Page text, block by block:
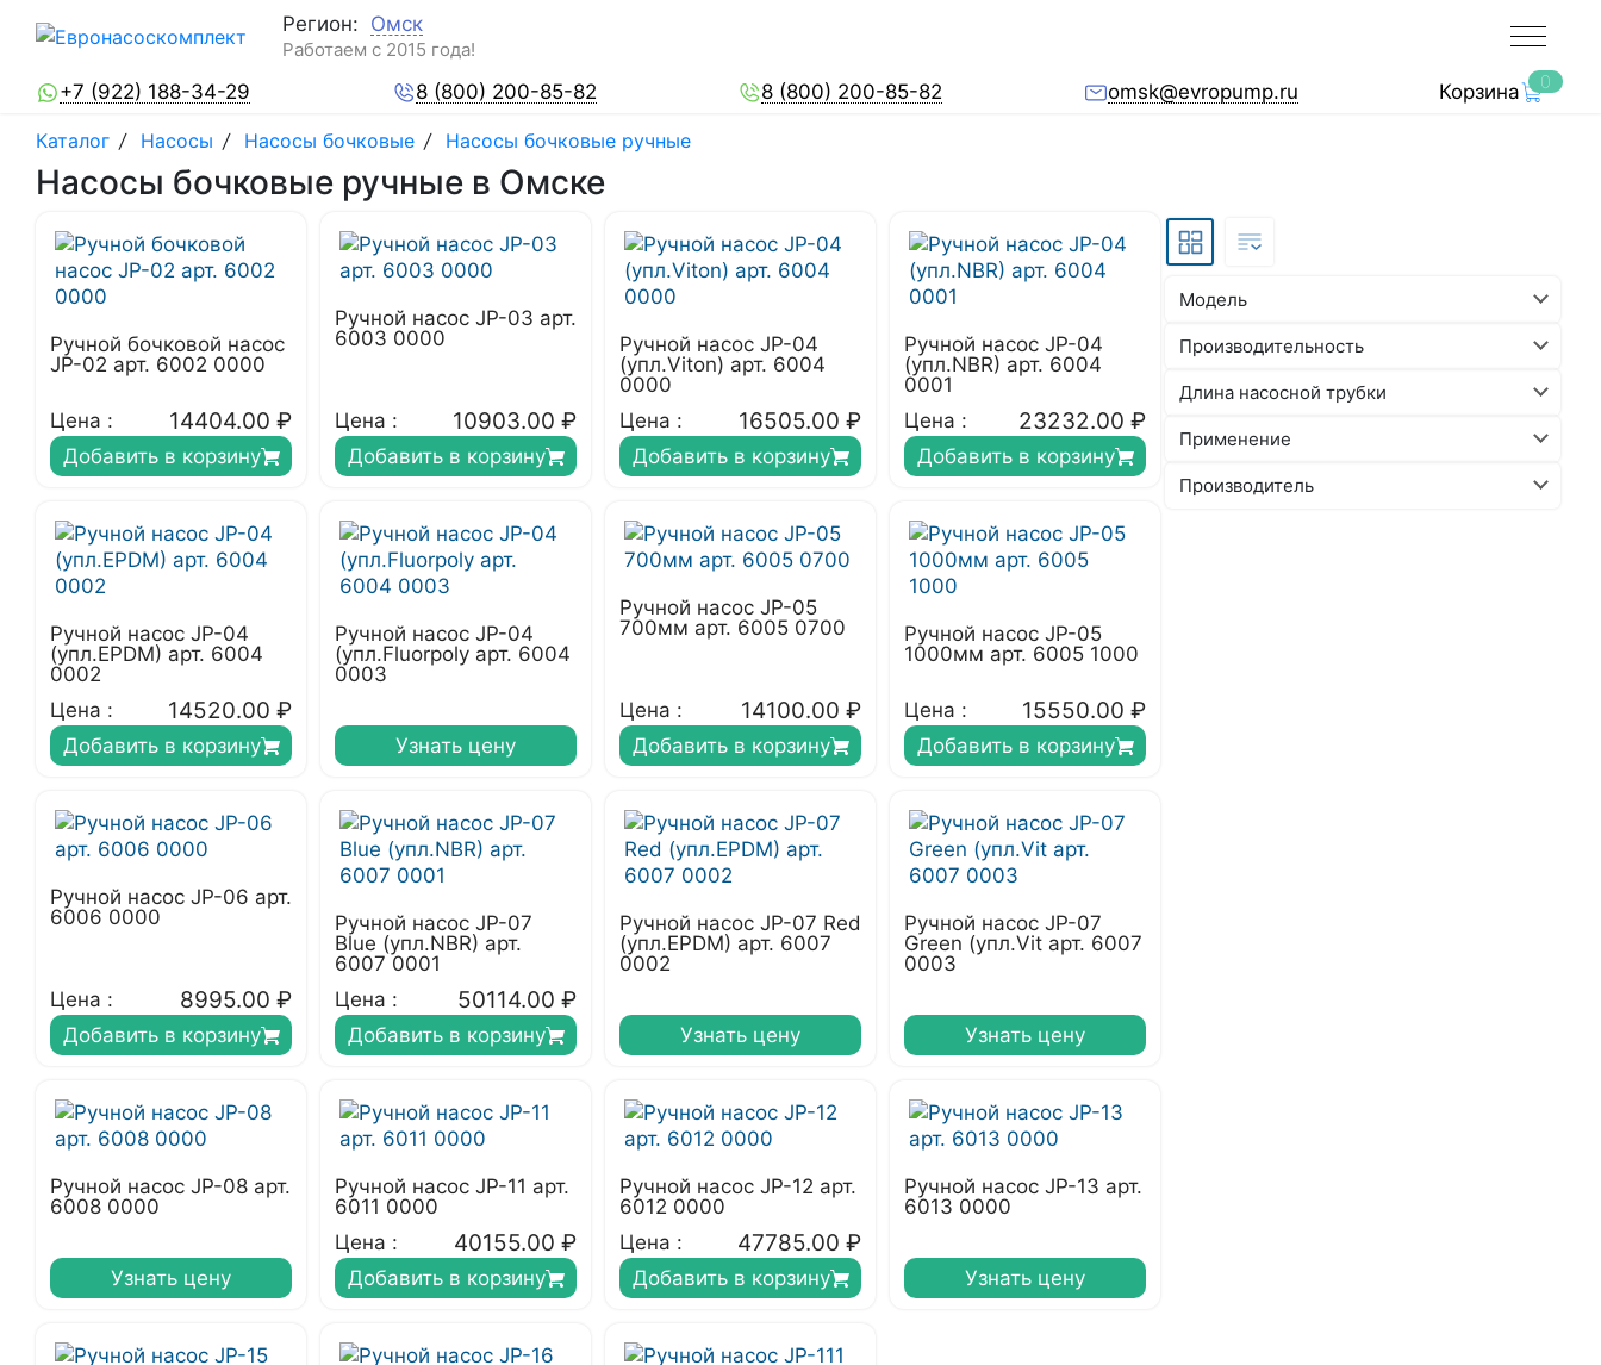
Регион: Омск
Работаем с 2015 года!
+7 (922) 188-34-29 8 (800) 200-85-82 8 (800) 200-85-82 omsk@evropump.ru Корзина 0
Каталог / Насосы / Насосы бочковые / Насосы бочковые ручные
Насосы бочковые ручные в Омске
Ручной бочковой насос
JP-02 арт. 6002 0000
Цена : 14404.00 ₽
Добавить в корзину
Ручной насос JP-03 арт.
6003 0000
Цена : 10903.00 ₽
Добавить в корзину
Ручной насос JP-04
(упл.Viton) арт. 6004
0000
Цена :
16505.00 ₽
Добавить в корзину
Ручной насос JP-04
(упл.NBR) арт. 6004
0001
Цена :
23232.00 ₽
Добавить в корзину
Ручной насос JP-04
(упл.EPDM) арт. 6004
0002
Цена :
14520.00 ₽
Добавить в корзину
Ручной насос JP-04
(упл.Fluorpoly арт. 6004
0003
Узнать цену
Ручной насос JP-05
700мм арт. 6005 0700
Цена : 14100.00 ₽
Добавить в корзину
Ручной насос JP-05
1000мм арт. 6005 1000
Цена : 15550.00 ₽
Добавить в корзину
Ручной насос JP-06 арт.
6006 0000
Цена : 8995.00 ₽
Добавить в корзину
Ручной насос JP-07
Blue (упл.NBR) арт.
6007 0001
Цена :
50114.00 ₽
Добавить в корзину
Ручной насос JP-07 Red
(упл.EPDM) арт. 6007
0002
Узнать цену
Ручной насос JP-07
Green (упл.Vit арт. 6007
0003
Узнать цену
Ручной насос JP-08 арт.
6008 0000
Узнать цену
Ручной насос JP-11 арт.
6011 0000
Цена :
40155.00 ₽
Добавить в корзину
Ручной насос JP-12 арт.
6012 0000
Цена :
47785.00 ₽
Добавить в корзину
Ручной насос JP-13 арт.
6013 0000
Узнать цену
Модель
Производительность
Длина насосной трубки
Применение
Производитель